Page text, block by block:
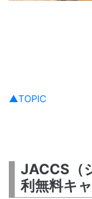
▲TOPIC
JACCS（
利無料キ